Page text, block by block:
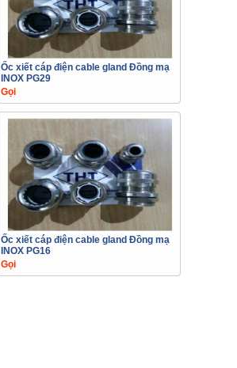
Ốc xiết cáp điện cable gland Đồng mạ
INOX PG29
Gọi
Ốc xiết cáp điện cable gland Đồng mạ
INOX PG16
Gọi